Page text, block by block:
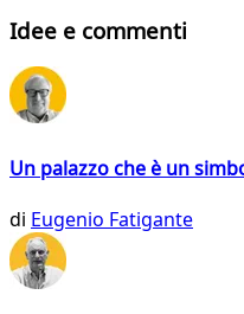
Idee e commenti
Un palazzo che è un
di Eugenio Fatigante